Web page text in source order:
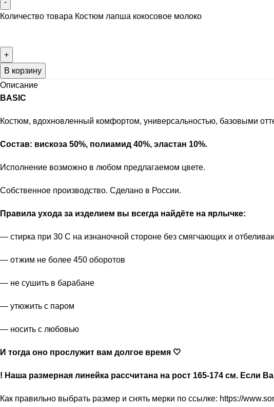
Количество товара Костюм лапша кокосовое молоко
В корзину
Описание
BASIC
Костюм, вдохновленный комфортом, универсальностью, базовыми
Состав: вискоза 50%, полиамид 40%, эластан 10%.
Исполнение возможно в любом предлагаемом цвете.
Собственное производство. Сделано в России.
Правила ухода за изделием вы всегда найдёте на ярлычке:
— стирка при 30 С на изнаночной стороне без смягчающих и
— отжим не более 450 оборотов
— не сушить в барабане
— утюжить с паром
— носить с любовью
И тогда оно прослужит вам долгое время 🤍
! Наша размерная линейка рассчитана на рост 165-174 см.
Как правильно выбрать размер и снять мерки по ссылке: https://